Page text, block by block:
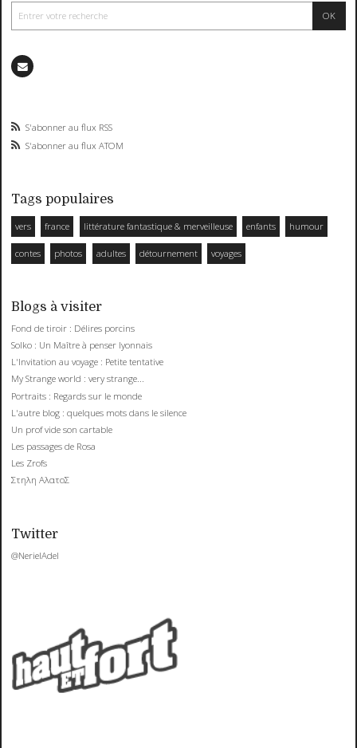
S'abonner au flux RSS
S'abonner au flux ATOM
Tags populaires
vers france littérature fantastique & merveilleuse enfants humour
contes photos adultes détournement voyages
Blogs à visiter
Fond de tiroir : Délires porcins
Solko : Un Maître à penser lyonnais
L'Invitation au voyage : Petite tentative
My Strange world : very strange...
Portraits : Regards sur le monde
L'autre blog : quelques mots dans le silence
Un prof vide son cartable
Les passages de Rosa
Les Zrofs
Στηλη ΑλατοΣ
Twitter
@NerielAdel